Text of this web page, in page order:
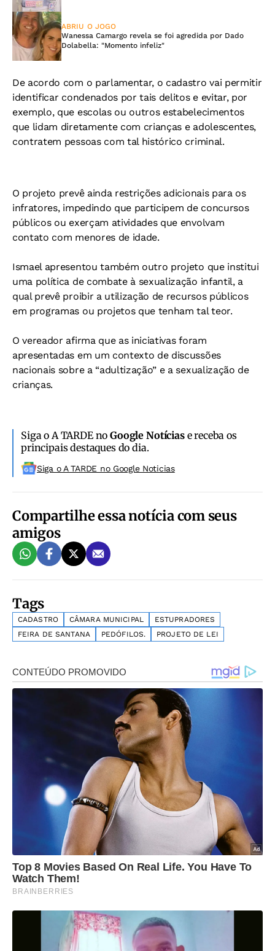
ABRIU O JOGO
Wanessa Camargo revela se foi agredida por Dado
Dolabella: "Momento infeliz"
De acordo com o parlamentar, o cadastro vai permitir
identificar condenados por tais delitos e evitar, por
exemplo, que escolas ou outros estabelecimentos
que lidam diretamente com crianças e adolescentes,
contratem pessoas com tal histórico criminal.
O projeto prevê ainda restrições adicionais para os
infratores, impedindo que participem de concursos
públicos ou exerçam atividades que envolvam
contato com menores de idade.
Ismael apresentou também outro projeto que institui
uma política de combate à sexualização infantil, a
qual prevê proibir a utilização de recursos públicos
em programas ou projetos que tenham tal teor.
O vereador afirma que as iniciativas foram
apresentadas em um contexto de discussões
nacionais sobre a “adultização” e a sexualização de
crianças.
Siga o A TARDE noGoogle Notíciase receba os
principais destaques do dia.
Siga o A TARDE no Google Noticias
Compartilhe essa notícia com seus
amigos
Tags
CADASTRO CÂMARA MUNICIPAL
ESTUPRADORES
FEIRA DE SANTANA
PEDÓFILOS. PROJETO DE LEI